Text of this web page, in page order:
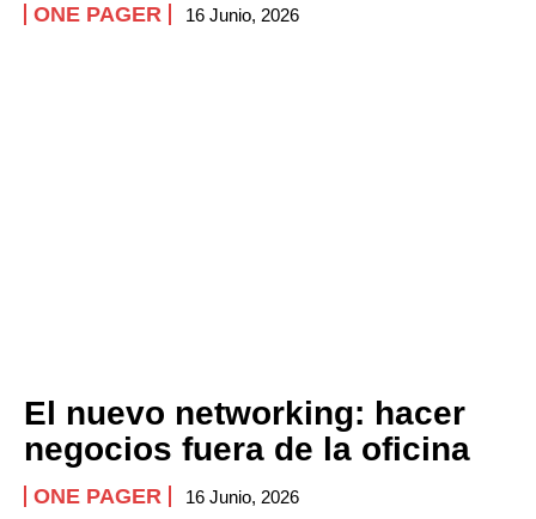
ONE PAGER 16 Junio, 2026
El nuevo networking: hacer
negocios fuera de la oficina
ONE PAGER 16 Junio, 2026